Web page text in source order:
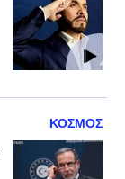
ΚΟΣΜΟΣ